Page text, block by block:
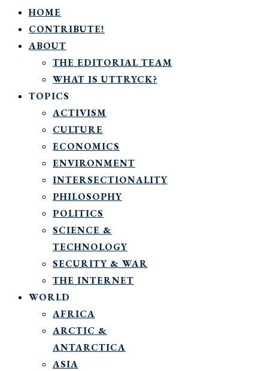
HOME
CONTRIBUTE!
ABOUT
THE EDITORIAL TEAM
WHAT IS UTTRYCK?
TOPICS
ACTIVISM
CULTURE
ECONOMICS
ENVIRONMENT
INTERSECTIONALITY
PHILOSOPHY
POLITICS
SCIENCE &
TECHNOLOGY
SECURITY & WAR
THE INTERNET
WORLD
AFRICA
ARCTIC &
ANTARCTICA
ASIA